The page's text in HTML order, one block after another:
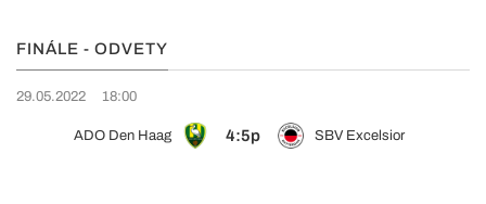
FINÁLE - ODVETY
29.05.2022 18:00
ADO Den Haag 4:5p SBV Excelsior